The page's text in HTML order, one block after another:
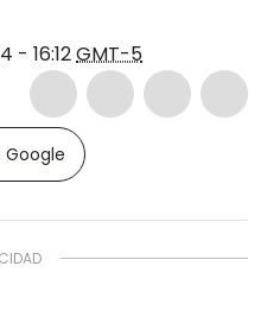
- 16:12GMT-5
Google